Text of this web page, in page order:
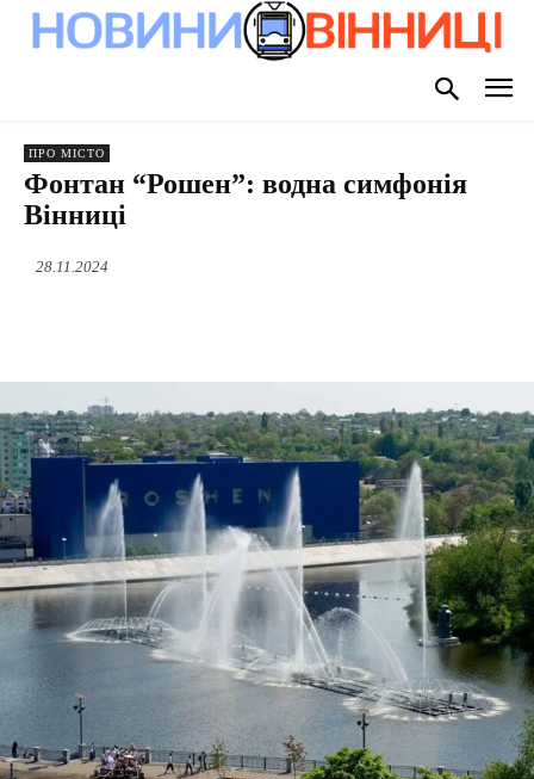
ПРО МІСТО
Фонтан “Рошен”: водна симфонія
Вінниці
28.11.2024